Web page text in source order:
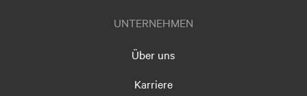
UNTERNEHMEN
Über uns
Karriere